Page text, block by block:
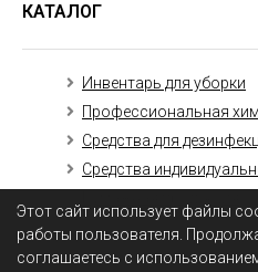
Этот сайт использует файлы
работы пользователя.
соглашаетесь с
КАТАЛОГ
Инвентарь для уборки
Профессиональная
Средства для
Средства